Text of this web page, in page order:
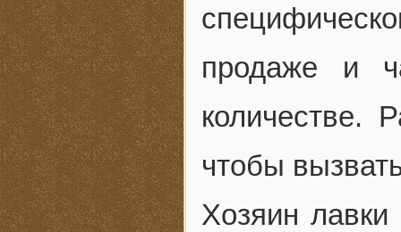
продаже и
количестве.
чтобы
Хозяин